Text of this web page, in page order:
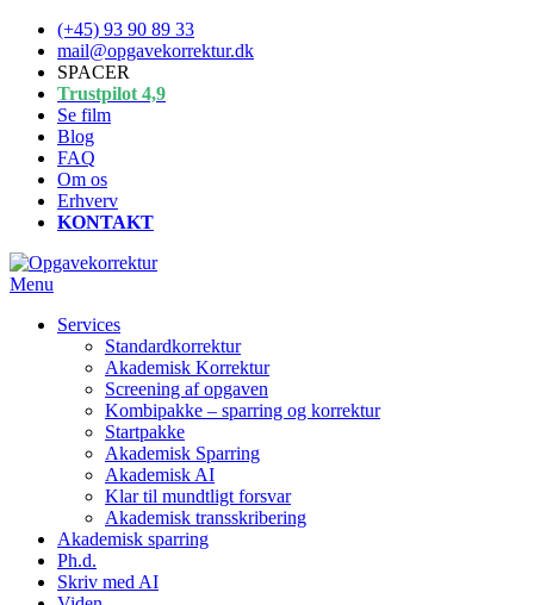
Spring
indhold
(+45) 93 90 89 33
mail@opgavekorrektur.dk
SPACER
Trustpilot 4,9
Se film
Blog
FAQ
Om os
Erhverv
KONTAKT
Menu
Services
Standardkorrektur
Akademisk Korrektur
Screening af opgaven
Kombipakke – sparring og korrektur
Startpakke
Akademisk Sparring
Akademisk AI
Klar til mundtligt forsvar
Akademisk transskribering
Akademisk sparring
Ph.d.
Skriv med AI